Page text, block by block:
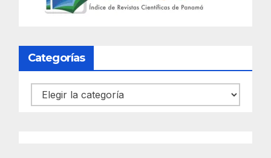
Categorías
Categorías